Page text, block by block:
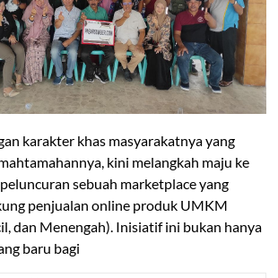
karakter khas masyarakatnya yang
kini melangkah maju ke
sebuah marketplace yang
penjualan online produk UMKM
dan Menengah). Inisiatif ini bukan hanya
baru bagi